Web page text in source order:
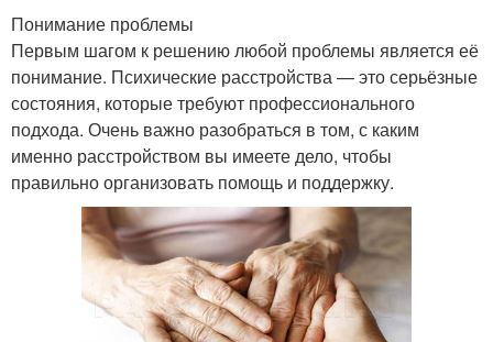
Понимание проблемы
Первым шагом к решению любой проблемы является её
понимание. Психические расстройства — это серьёзные
состояния, которые требуют профессионального
подхода. Очень важно разобраться в том, с каким
именно расстройством вы имеете дело, чтобы
правильно организовать помощь и поддержку.